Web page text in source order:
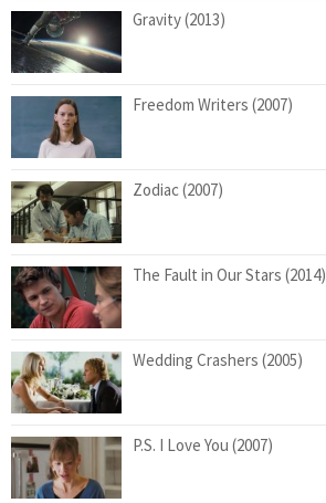
Gravity (2013)
Freedom Writers (2007)
Zodiac (2007)
The Fault in Our Stars (2014)
Wedding Crashers (2005)
P.S. I Love You (2007)